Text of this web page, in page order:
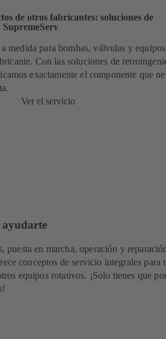
de otros fabricantes: soluciones de
medida para bombas, válvulas y equipos
Con las soluciones de
exactamente el componente que
Ver el servicio
ayudarte
puesta en marcha, operación y
conceptos de servicio integrales para
equipos rotativos. ¡Solo tienes que